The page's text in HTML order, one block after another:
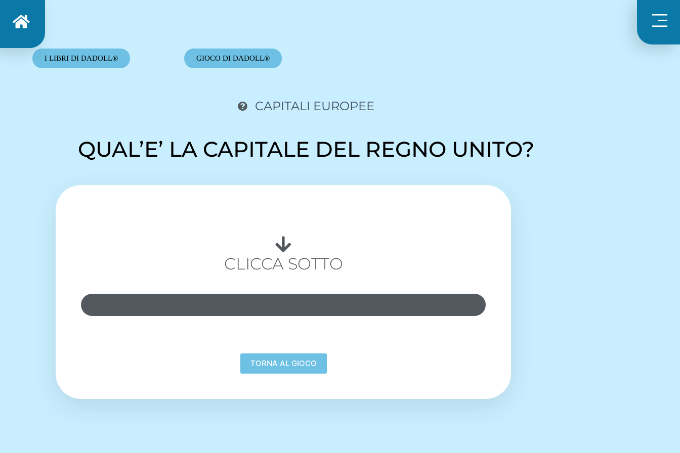
I LIBRI DI DADOLL® GIOCO DI DADOLL®
CAPITALI EUROPEE
QUAL’E’ LA CAPITALE DEL REGNO UNITO?
CLICCA SOTTO